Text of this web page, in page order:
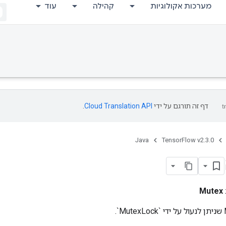
מערכות אקולוגיות קהילה עוד
דף זה תורגם על ידי Cloud Translation API
TensorFlow v2.3.0
Java
Mutex